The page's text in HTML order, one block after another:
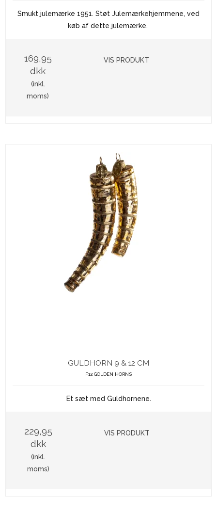
Smukt julemærke 1951. Støt Julemærkehjemmene, ved
køb af dette julemærke.
169,95
dkk
(inkl.
moms)
VIS PRODUKT
GULDHORN 9 & 12 CM
F12 GOLDEN HORNS
Et sæt med Guldhornene.
229,95
dkk
(inkl.
moms)
VIS PRODUKT